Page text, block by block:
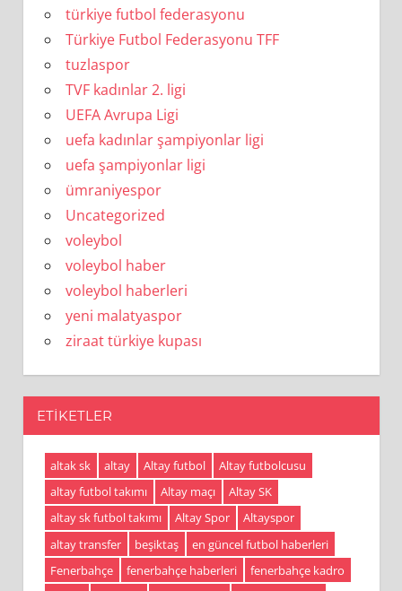
türkiye futbol federasyonu
Türkiye Futbol Federasyonu TFF
tuzlaspor
TVF kadınlar 2. ligi
UEFA Avrupa Ligi
uefa kadınlar şampiyonlar ligi
uefa şampiyonlar ligi
ümraniyespor
Uncategorized
voleybol
voleybol haber
voleybol haberleri
yeni malatyaspor
ziraat türkiye kupası
ETIKETLER
altak sk altay Altay futbol
Altay futbolcusu
altay futbol takımı
Altay maçı
Altay SK
altay sk futbol takımı
Altay Spor
Altayspor
altay transfer
beşiktaş
en güncel futbol haberleri
Fenerbahçe
fenerbahçe haberleri
fenerbahçe kadro